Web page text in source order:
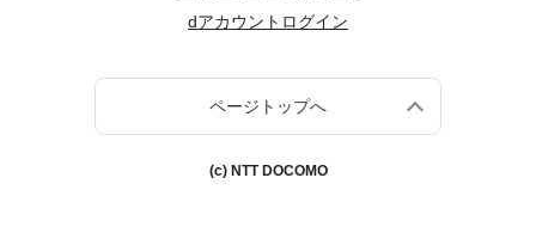
dアカウントログイン
ページトップへ
(c) NTT DOCOMO